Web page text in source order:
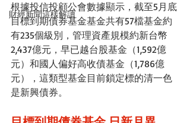
財經新聞這樣解讀
根據投信投顧公會數據顯示，截至5月底
目標到期債券基金基金共有57檔基金約
有235個級別，管理資產規模約新台幣
2,437億元，早已越台股基金（1,592億
元）和國人偏好高收債基金（1,786億
元），這類型基金目前鎖定標的清一色
是新興債券。